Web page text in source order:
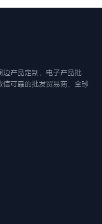
产品定制、电子产品批
可靠的批发贸易商，全球